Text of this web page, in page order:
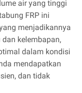
air yang tinggi
FRP ini
menjadikannya
kelembapan,
dalam kondisi
mendapatkan
dan tidak